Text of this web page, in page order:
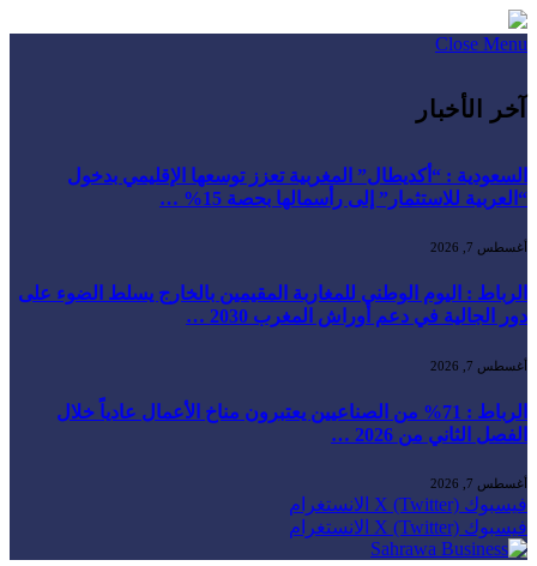
Close Menu
آخر الأخبار
السعودية : “أكديطال” المغربية تعزز توسعها الإقليمي بدخول
“العربية للاستثمار” إلى رأسمالها بحصة 15% …
أغسطس 7, 2026
الرباط : اليوم الوطني للمغاربة المقيمين بالخارج يسلط الضوء على
دور الجالية في دعم أوراش المغرب 2030 …
أغسطس 7, 2026
الرباط : 71% من الصناعيين يعتبرون مناخ الأعمال عادياً خلال
الفصل الثاني من 2026 …
أغسطس 7, 2026
فيسبوك X (Twitter) الانستغرام
فيسبوك X (Twitter) الانستغرام